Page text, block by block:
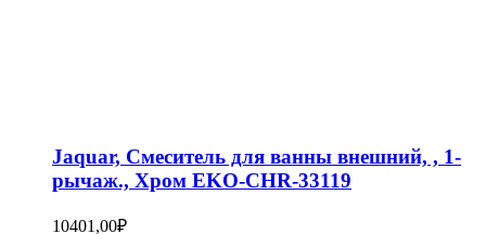
Jaquar, Смеситель для ванны внешний, , 1-
рычаж., Хром EKO-CHR-33119
10401,00₽